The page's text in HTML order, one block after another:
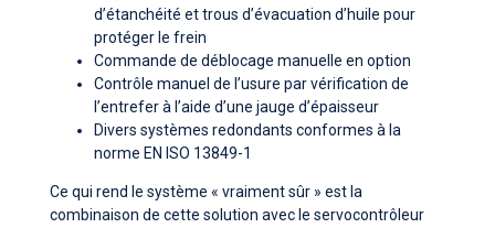
d’étanchéité et trous d’évacuation d’huile pour
protéger le frein
Commande de déblocage manuelle en option
Contrôle manuel de l’usure par vérification de
l’entrefer à l’aide d’une jauge d’épaisseur
Divers systèmes redondants conformes à la
norme EN ISO 13849-1
Ce qui rend le système « vraiment sûr » est la
combinaison de cette solution avec le servocontrôleur